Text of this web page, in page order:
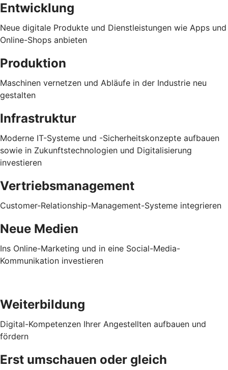
Entwicklung
Neue digitale Produkte und Dienstleistungen wie Apps und
Online-Shops anbieten
Produktion
Maschinen vernetzen und Abläufe in der Industrie neu
gestalten
Infrastruktur
Moderne IT-Systeme und -Sicherheitskonzepte aufbauen
sowie in Zukunftstechnologien und Digitalisierung
investieren
Vertriebsmanagement
Customer-Relationship-Management-Systeme integrieren
Neue Medien
Ins Online-Marketing und in eine Social-Media-
Kommunikation investieren
Weiterbildung
Digital-Kompetenzen Ihrer Angestellten aufbauen und
fördern
Erst umschauen oder gleich